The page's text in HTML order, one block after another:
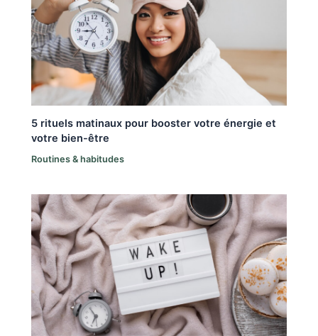
5 rituels matinaux pour booster votre énergie et
votre bien-être
Routines & habitudes